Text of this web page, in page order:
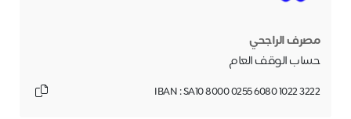
مصرف الراجحي
حساب الوقف العام
IBAN : SA10 8000 0255 6080 1022 3222